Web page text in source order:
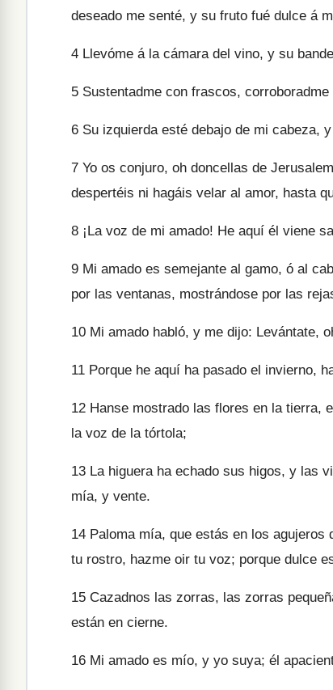
deseado me senté, y su fruto fué dulce á
4 Llevóme á la cámara del vino, y su
5 Sustentadme con frascos,
6 Su izquierda esté debajo de mi cabeza,
7 Yo os conjuro, oh doncellas de
despertéis ni hagáis velar al amor, hasta
8 ¡La voz de mi amado! He aquí él viene
9 Mi amado es semejante al gamo, ó al
por las ventanas, mostrándose por las
10 Mi amado habló, y me dijo: Levántate,
11 Porque he aquí ha pasado el invierno,
12 Hanse mostrado las flores en la tierra,
la voz de la tórtola;
13 La higuera ha echado sus higos, y las
mía, y vente.
14 Paloma mía, que estás en los agujeros
tu rostro, hazme oir tu voz; porque dulce
15 Cazadnos las zorras, las zorras
están en cierne.
16 Mi amado es mío, y yo suya; él